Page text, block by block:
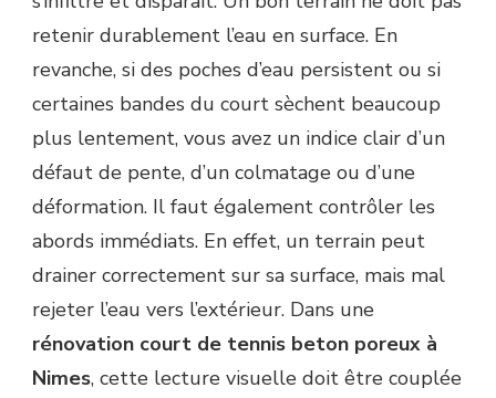
retenir durablement l’eau en surface. En
revanche, si des poches d’eau persistent ou si
certaines bandes du court sèchent beaucoup
plus lentement, vous avez un indice clair d’un
défaut de pente, d’un colmatage ou d’une
déformation. Il faut également contrôler les
abords immédiats. En effet, un terrain peut
drainer correctement sur sa surface, mais mal
rejeter l’eau vers l’extérieur. Dans une
rénovation court de tennis beton poreux à
Nimes, cette lecture visuelle doit être couplée